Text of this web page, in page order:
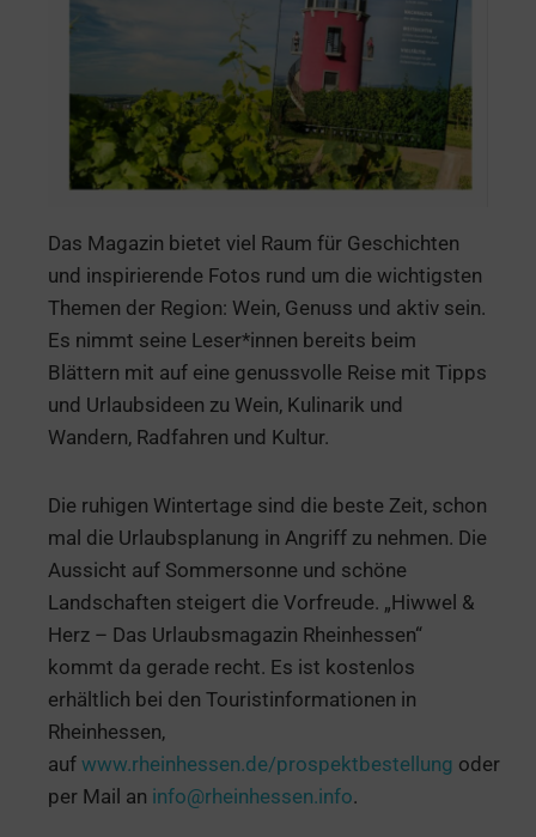
Das Magazin bietet viel Raum für Geschichten
und inspirierende Fotos rund um die wichtigsten
Themen der Region: Wein, Genuss und aktiv sein.
Es nimmt seine Leser*innen bereits beim
Blättern mit auf eine genussvolle Reise mit Tipps
und Urlaubsideen zu Wein, Kulinarik und
Wandern, Radfahren und Kultur.
Die ruhigen Wintertage sind die beste Zeit, schon
mal die Urlaubsplanung in Angriff zu nehmen. Die
Aussicht auf Sommersonne und schöne
Landschaften steigert die Vorfreude. „Hiwwel &
Herz – Das Urlaubsmagazin Rheinhessen“
kommt da gerade recht. Es ist kostenlos
erhältlich bei den Touristinformationen in
Rheinhessen,
auf www.rheinhessen.de/prospektbestellung oder
per Mail an info@rheinhessen.info.